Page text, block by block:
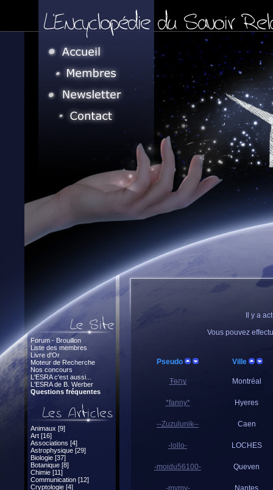
Forum - Brouillon
Liste des membres
Livre d'Or
Moteur de Recherche
Nos concours
L'ESRA c'est aussi...
L'ESRA de B. Werber
Questions fréquentes
Animaux [9]
Art [16]
Associations [4]
Astrophysique [29]
Biologie [37]
Botanique [8]
Chimie [11]
Communication [12]
Cryptologie [4]
Il y a
Vous pouvez
Pseudo Ville
Ŧөהұ Montréal
*fanny* Hyeres
--Zuzulunik-- Caen
-lollo- LOCHES
-moidu56100- Queven
-mymy- Nantes